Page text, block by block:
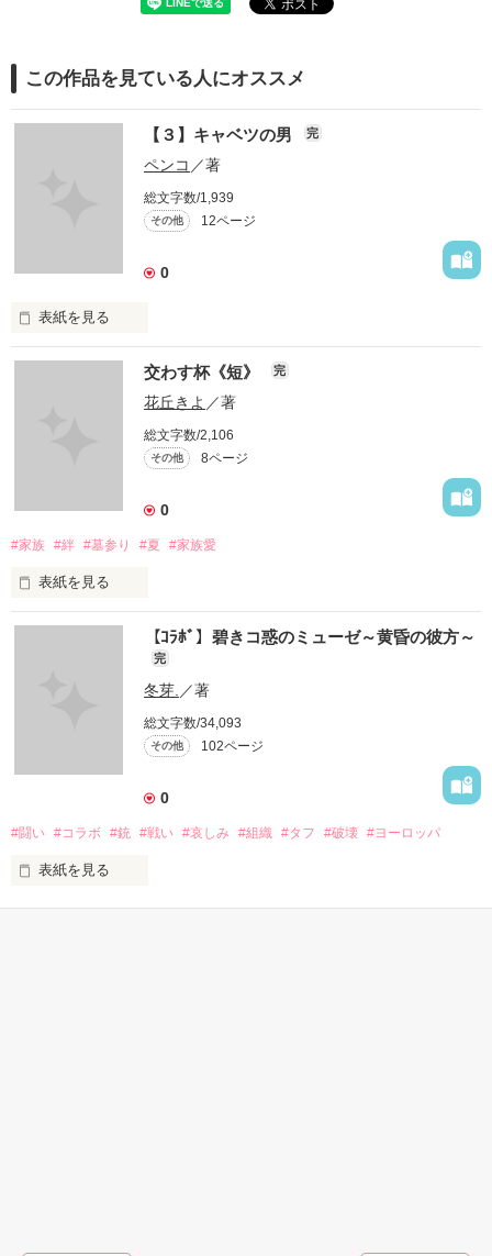
この作品を見ている人にオススメ
【３】キャベツの男 完
ペンコ ／著
総文字数/1,939
その他 12ページ
0
表紙を見る
本作は手直し前の作品です。
何気ない街の物語。
宜しくお願い致します。
作品を読む
交わす杯《短》 完
花丘きよ ／著
総文字数/2,106
その他 8ページ
0
#家族 #絆 #墓参り #夏 #家族愛
表紙を見る
二十歳になったら。
それが、約束だった。
【ｺﾗﾎﾞ】碧きコ惑のミューゼ～黄昏の彼方～
完
冬芽.／著
総文字数/34,093
その他 102ページ
0
#闘い #コラボ #銃 #戦い #哀しみ #組織 #タフ #破壊 #ヨーロッパ
表紙を見る
※※※※